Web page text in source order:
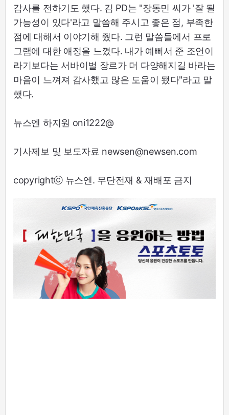
감사를 전하기도 했다. 김 PD는 "장동민 씨가 '잘 될
가능성이 있다'라고 말씀해 주시고 좋은 점, 부족한
점에 대해서 이야기해 줬다. 그런 말씀들에서 프로
그램에 대한 애정을 느꼈다. 내가 예뻐서 준 조언이
라기보다는 서바이벌 장르가 더 다양해지길 바라는
마음이 느껴져 감사했고 많은 도움이 됐다"라고 말
했다.
뉴스엔 하지원 oni1222@
기사제보 및 보도자료 newsen@newsen.com
copyrightⓒ 뉴스엔. 무단전재 & 재배포 금지